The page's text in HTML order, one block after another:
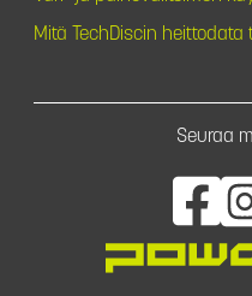
Mitä TechDiscin heittodata
Seuraa